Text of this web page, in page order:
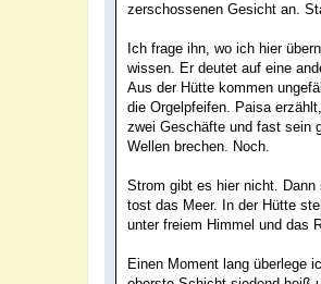
zerschossenen Gesicht an.
Ich frage ihn, wo ich hier
wissen. Er deutet auf eine
Aus der Hütte kommen
die Orgelpfeifen. Paisa
zwei Geschäfte und fast sein
Wellen brechen. Noch.
Strom gibt es hier nicht.
tost das Meer. In der Hütte
unter freiem Himmel und das
Einen Moment lang überlege